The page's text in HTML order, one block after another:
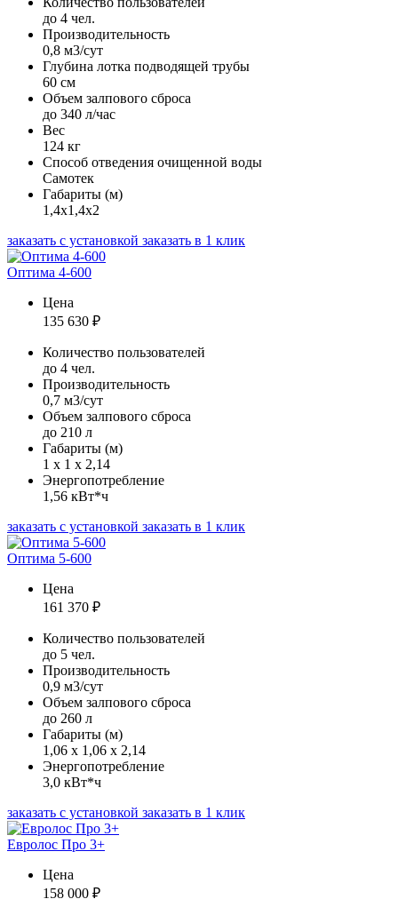
до 4 чел.
Производительность
0,8 м3/сут
Глубина лотка подводящей трубы
60 см
Объем залпового сброса
до 340 л/час
Вес
124 кг
Способ отведения очищенной воды
Самотек
Габариты (м)
1,4х1,4х2
заказать с установкой заказать в 1 клик
Оптима 4-600
Цена
135 630 ₽
Количество пользователей
до 4 чел.
Производительность
0,7 м3/сут
Объем залпового сброса
до 210 л
Габариты (м)
1 х 1 х 2,14
Энергопотребление
1,56 кВт*ч
заказать с установкой заказать в 1 клик
Оптима 5-600
Цена
161 370 ₽
Количество пользователей
до 5 чел.
Производительность
0,9 м3/сут
Объем залпового сброса
до 260 л
Габариты (м)
1,06 х 1,06 х 2,14
Энергопотребление
3,0 кВт*ч
заказать с установкой заказать в 1 клик
Евролос Про 3+
Цена
158 000 ₽